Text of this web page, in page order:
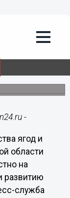
и
-
ягод и
области
на
развитию
служба